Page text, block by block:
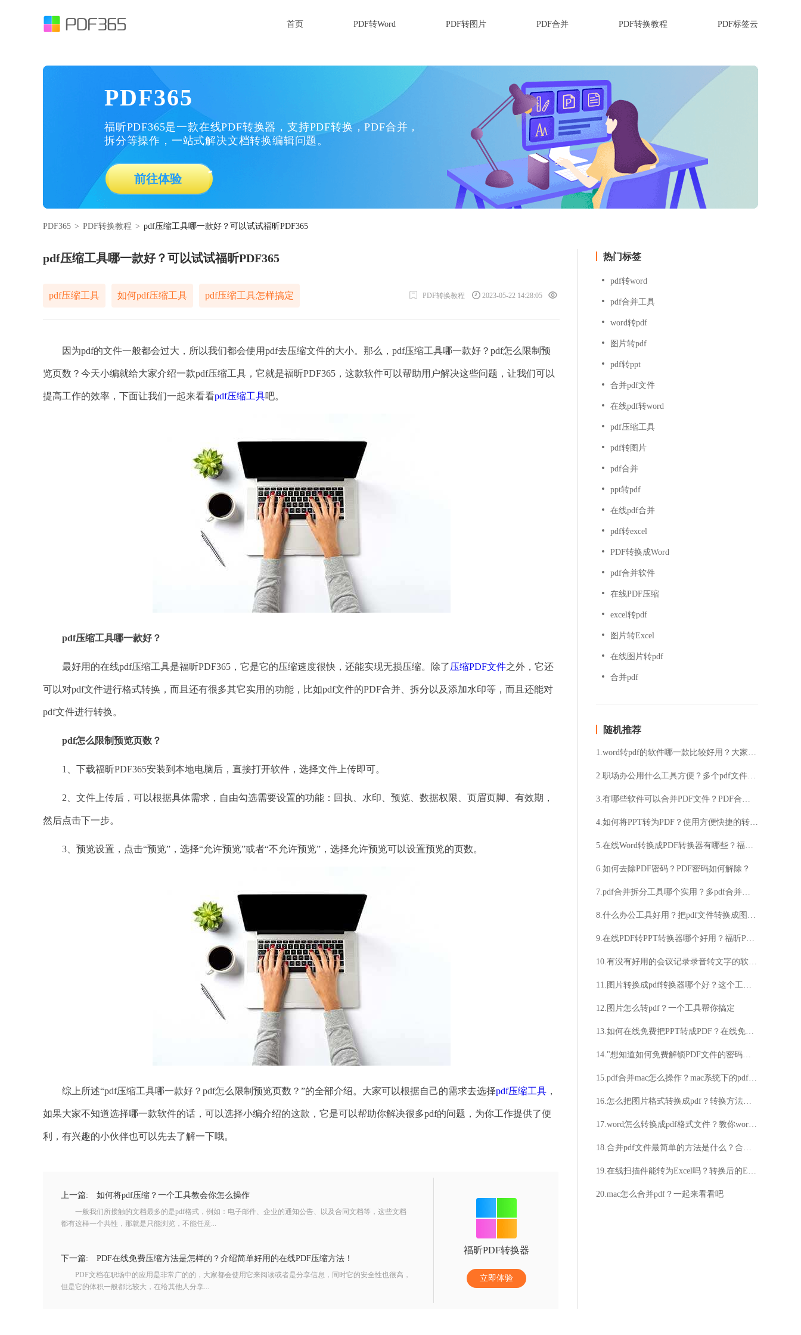
首页 PDF转Word PDF转图片 PDF合并 PDF转换教程 PDF标签云
PDF365
福昕PDF365是一款在线PDF转换器，支持PDF转换，PDF合并，
拆分等操作，一站式解决文档转换编辑问题。
前往体验
PDF365 > PDF转换教程 > pdf压缩工具哪一款好？可以试试福昕PDF365
pdf压缩工具哪一款好？可以试试福昕PDF365
pdf压缩工具 如何pdf压缩工具 pdf压缩工具怎样搞定 PDF转换教程 2023-05-22 14:28:05
因为pdf的文件一般都会过大，所以我们都会使用pdf去压缩文件的大小。那么，pdf压缩工具哪一款好？pdf怎么限制预
览页数？今天小编就给大家介绍一款pdf压缩工具，它就是福昕PDF365，这款软件可以帮助用户解决这些问题，让我们可以
提高工作的效率，下面让我们一起来看看pdf压缩工具吧。
pdf压缩工具哪一款好？
最好用的在线pdf压缩工具是福昕PDF365，它是它的压缩速度很快，还能实现无损压缩。除了压缩PDF文件之外，它还
可以对pdf文件进行格式转换，而且还有很多其它实用的功能，比如pdf文件的PDF合并、拆分以及添加水印等，而且还能对
pdf文件进行转换。
pdf怎么限制预览页数？
1、下载福昕PDF365安装到本地电脑后，直接打开软件，选择文件上传即可。
2、文件上传后，可以根据具体需求，自由勾选需要设置的功能：回执、水印、预览、数据权限、页眉页脚、有效期，
然后点击下一步。
3、预览设置，点击“预览”，选择“允许预览”或者“不允许预览”，选择允许预览可以设置预览的页数。
综上所述“pdf压缩工具哪一款好？pdf怎么限制预览页数？”的全部介绍。大家可以根据自己的需求去选择pdf压缩工具 ，
如果大家不知道选择哪一款软件的话，可以选择小编介绍的这款，它是可以帮助你解决很多pdf的问题，为你工作提供了便
利，有兴趣的小伙伴也可以先去了解一下哦。
上一篇: 如何将pdf压缩？一个工具教会你怎么操作
一般我们所接触的文档最多的是pdf格式，例如：电子邮件、企业的通知公告、以及合同文档等，这些文档
都有这样一个共性，那就是只能浏览，不能任意...
下一篇: PDF在线免费压缩方法是怎样的？介绍简单好用的在线PDF压缩方法！
PDF文档在职场中的应用是非常广的的，大家都会使用它来阅读或者是分享信息，同时它的安全性也很高，
但是它的体积一般都比较大，在给其他人分享...
福昕PDF转换器
立即体验
热门标签
pdf转word
pdf合并工具
word转pdf
图片转pdf
pdf转ppt
合并pdf文件
在线pdf转word
pdf压缩工具
pdf转图片
pdf合并
ppt转pdf
在线pdf合并
pdf转excel
PDF转换成Word
pdf合并软件
在线PDF压缩
excel转pdf
图片转Excel
在线图片转pdf
合并pdf
随机推荐
1.word转pdf的软件哪一款比较好用？大家可以看一下福昕PDF365
2.职场办公用什么工具方便？多个pdf文件怎么合并？
3.有哪些软件可以合并PDF文件？PDF合并最好用的软件是什么？
4.如何将PPT转为PDF？使用方便快捷的转换软件
5.在线Word转换成PDF转换器有哪些？福昕PDF365来帮你
6.如何去除PDF密码？PDF密码如何解除？
7.pdf合并拆分工具哪个实用？多pdf合并方法介绍
8.什么办公工具好用？把pdf文件转换成图片方法分享
9.在线PDF转PPT转换器哪个好用？福昕PDF365是不错的选择
10.有没有好用的会议记录录音转文字的软件？你知道哪些能够将会议录音转换成文字的软件？
11.图片转换成pdf转换器哪个好？这个工具你一定要记住
12.图片怎么转pdf？一个工具帮你搞定
13.如何在线免费把PPT转成PDF？在线免费把PPT转成PDF的方法
14."想知道如何免费解锁PDF文件的密码吗？""PDF文件密码忘记了？怎样免费破解密码呢？"
15.pdf合并mac怎么操作？mac系统下的pdf合并
16.怎么把图片格式转换成pdf？转换方法分享给大家
17.word怎么转换成pdf格式文件？教你word转pdf方法
18.合并pdf文件最简单的方法是什么？合并pdf方法步骤详解
19.在线扫描件能转为Excel吗？转换后的Excel文件可编辑吗？
20.mac怎么合并pdf？一起来看看吧